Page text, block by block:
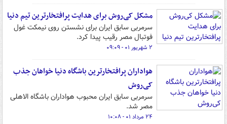
مشکل کی‌روش برای هدایت پرافتخارترین تیم دنیا
سرمربی سابق ایران برای نشستن روی نیمکت غول
فوتبال مصر رقیب پیدا کرد.
۲ شهریور ۰۱ - ۰۹:۰۹
هواداران پرافتخارترین باشگاه دنیا خواهان جذب
کی‌روش
سرمربی سابق ایران محبوب هواداران باشگاه الاهلی
مصر شد.
۲۴ مرداد ۰۱ - ۱۰:۰۸